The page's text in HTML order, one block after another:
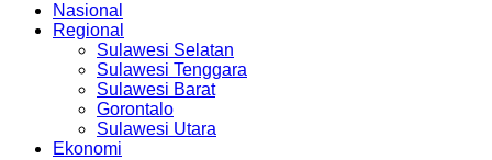
Nasional
Regional
Sulawesi Selatan
Sulawesi Tenggara
Sulawesi Barat
Gorontalo
Sulawesi Utara
Ekonomi